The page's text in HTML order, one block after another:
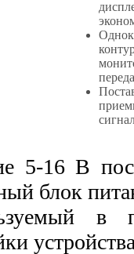
5-16 В
блок